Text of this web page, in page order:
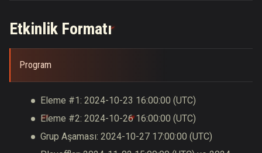
Etkinlik Formatı
Program
Eleme #1: 2024-10-23 16:00:00 (UTC)
Eleme #2: 2024-10-26 16:00:00 (UTC)
Grup Aşaması: 2024-10-27 17:00:00 (UTC)